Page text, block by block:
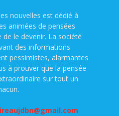
nouvelles est dédié à
animées de pensées
le devenir. La société
des informations
pessimistes, alarmantes
à prouver que la pensée
sur tout un